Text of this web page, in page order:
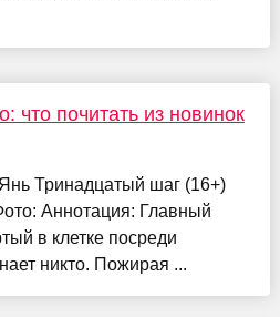
что почитать из новинок
Тринадцатый шаг (16+)
Аннотация: Главный
в клетке посреди
никто. Пожирая ...